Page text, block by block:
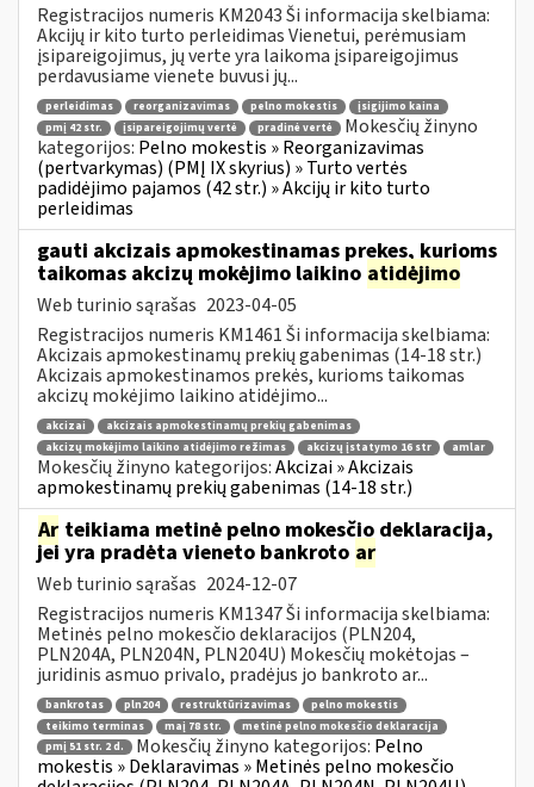
Registracijos numeris KM2043 Ši informacija skelbiama:
Akcijų ir kito turto perleidimas Vienetui, perėmusiam
įsipareigojimus, jų verte yra laikoma įsipareigojimus
perdavusiame vienete buvusi jų...
perleidimas reorganizavimas pelno mokestis
įsigijimo kaina
pmį 42 str.
įsipareigojimų vertė pradinė vertė
Mokesčių žinyno
kategorijos: Pelno mokestis » Reorganizavimas
(pertvarkymas) (PMĮ IX skyrius) » Turto vertės
padidėjimo pajamos (42 str.) » Akcijų ir kito turto
perleidimas
gauti akcizais apmokestinamas prekes, kurioms
taikomas akcizų mokėjimo laikino atidėjimo
Web turinio sąrašas 2023-04-05
Registracijos numeris KM1461 Ši informacija skelbiama:
Akcizais apmokestinamų prekių gabenimas (14-18 str.)
Akcizais apmokestinamos prekės, kurioms taikomas
akcizų mokėjimo laikino atidėjimo...
akcizai
akcizais apmokestinamų prekių gabenimas
akcizų mokėjimo laikino atidėjimo režimas
akcizų įstatymo 16 str amlar
Mokesčių žinyno kategorijos:Akcizai » Akcizais
apmokestinamų prekių gabenimas (14-18 str.)
Ar teikiama metinė pelno mokesčio deklaracija,
jei yra pradėta vieneto bankroto ar
Web turinio sąrašas 2024-12-07
Registracijos numeris KM1347 Ši informacija skelbiama:
Metinės pelno mokesčio deklaracijos (PLN204,
PLN204A, PLN204N, PLN204U) Mokesčių mokėtojas –
juridinis asmuo privalo, pradėjus jo bankroto ar...
bankrotas pln204 restruktūrizavimas
pelno mokestis
teikimo terminas
maį 78 str.
metinė pelno mokesčio deklaracija
pmį 51 str. 2 d.
Mokesčių žinyno kategorijos: Pelno
mokestis » Deklaravimas » Metinės pelno mokesčio